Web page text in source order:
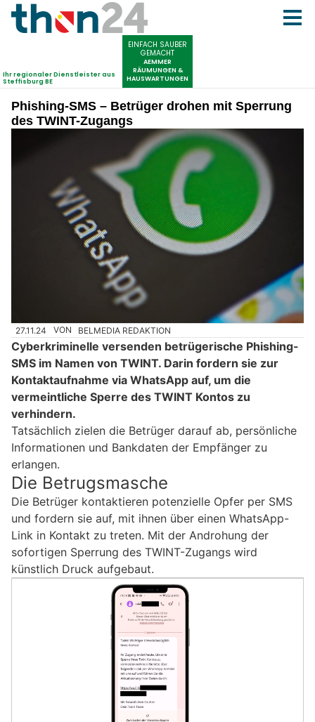
Phishing-SMS – Betrüger drohen mit Sperrung
des TWINT-Zugangs
27.11.24 VON BELMEDIA REDAKTION
Cyberkriminelle versenden betrügerische Phishing-
SMS im Namen von TWINT. Darin fordern sie zur
Kontaktaufnahme via WhatsApp auf, um die
vermeintliche Sperre des TWINT Kontos zu
verhindern.
Tatsächlich zielen die Betrüger darauf ab, persönliche
Informationen und Bankdaten der Empfänger zu
erlangen.
Die Betrugsmasche
Die Betrüger kontaktieren potenzielle Opfer per SMS
und fordern sie auf, mit ihnen über einen WhatsApp-
Link in Kontakt zu treten. Mit der Androhung der
sofortigen Sperrung des TWINT-Zugangs wird
künstlich Druck aufgebaut.